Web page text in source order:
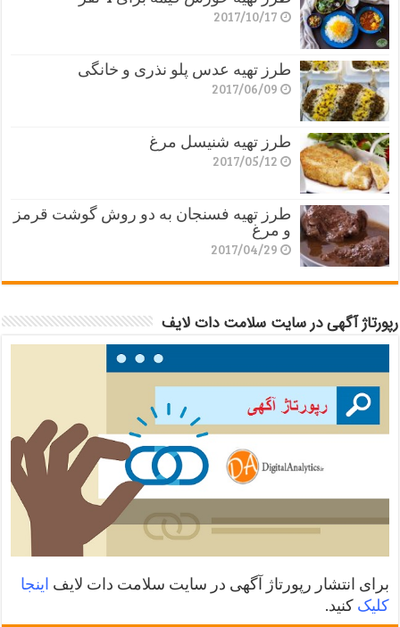
2017/10/17
طرز تهیه عدس پلو نذری و خانگی
2017/06/09
طرز تهیه شنیسل مرغ
2017/05/12
طرز تهیه فسنجان به دو روش گوشت قرمز
و مرغ
2017/04/29
رپورتاژ آگهی در سایت سلامت دات لایف
برای انتشار رپورتاژ آگهی در سایت سلامت دات لایف اینجا
کلیک کنید.